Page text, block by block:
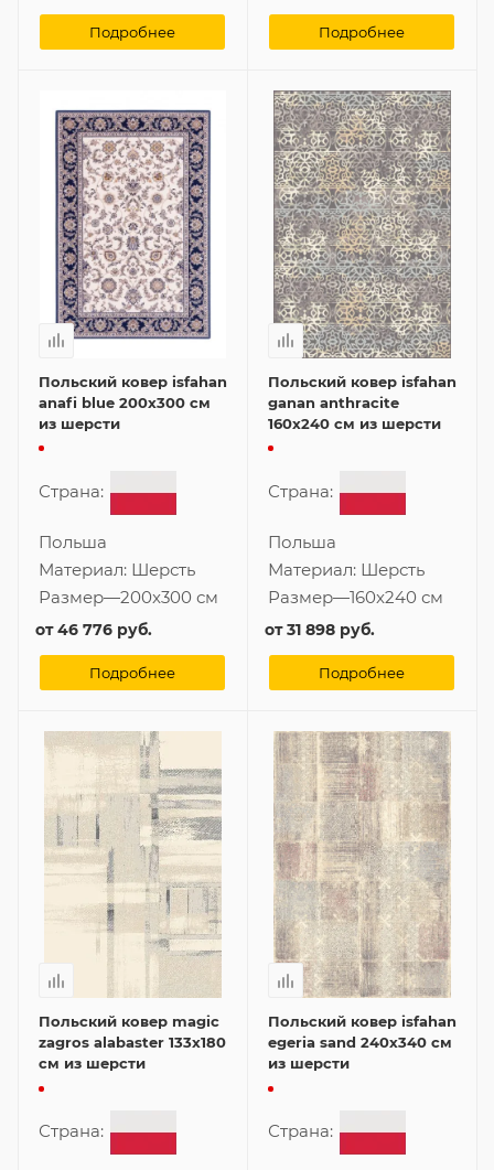
Подробнее Подробнее
Польский ковер isfahan
anafi blue 200x300 см
из шерсти
Страна:
Польша
Материал: Шерсть
Размер—200x300 см
от46 776 руб.
Подробнее
Польский ковер isfahan
ganan anthracite
160x240 см из шерсти
Страна:
Польша
Материал: Шерсть
Размер—160x240 см
от31 898 руб.
Подробнее
Польский ковер magic
zagros alabaster 133x180
см из шерсти
Страна:
Польский ковер isfahan
egeria sand 240x340 см
из шерсти
Страна: